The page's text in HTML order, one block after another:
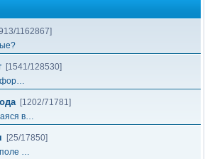
1162867]
[1541/128530]
фор…
[1202/71781]
в…
[25/17850]
…